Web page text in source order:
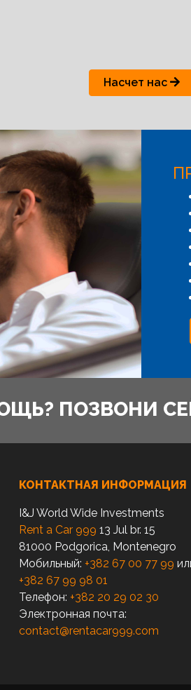
Насчет нас
ПОЗВОНИ
КОНТАКТНАЯ ИНФОРМАЦИЯ
I&J World Wide Investments
Rent a Car 999 13 Jul br. 15
81000 Podgorica, Montenegro
Мобильный: +382 67 00 77 99
+382 67 99 98 01
Телефон: +382 20 29 02 30
Электронная почта:
contact@rentacar999.com